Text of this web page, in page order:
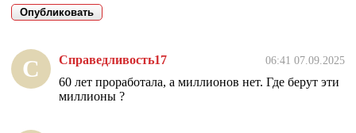
С Справедливость17 06:41 07.09.2025
60 лет проработала, а миллионов нет. Где берут эти
миллионы ?